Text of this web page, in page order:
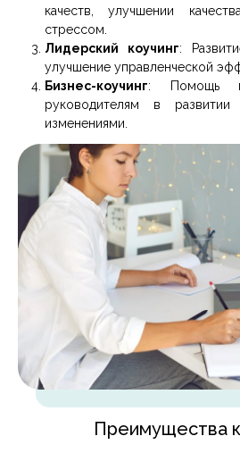
качеств, улучшении
стрессом.
Лидерский коучинг:
улучшение управленческой
Бизнес-коучинг: Помощь
руководителям в развитии
изменениями.
Преимущества